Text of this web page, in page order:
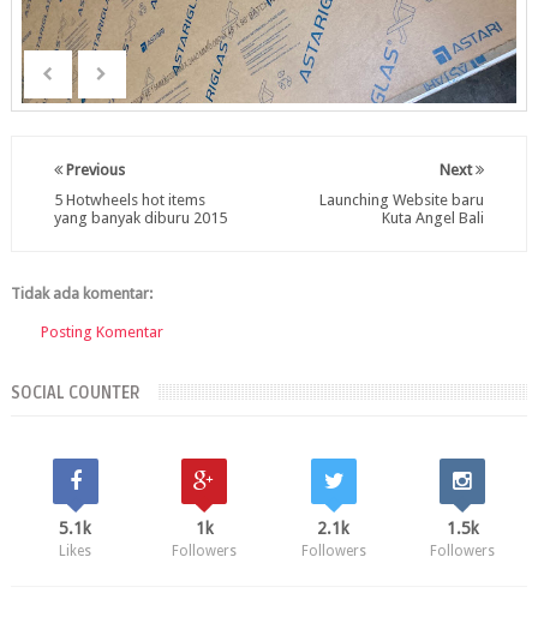
Next
Launching Website baru
Kuta Angel Bali
Previous
5 Hotwheels hot items
yang banyak diburu 2015
Tidak ada komentar:
Posting Komentar
SOCIAL COUNTER
5.1k
Likes
1k
Followers
2.1k
Followers
1.5k
Followers